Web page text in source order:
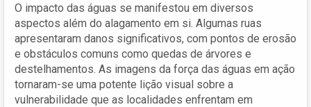
O impacto das águas se manifestou em diversos
aspectos além do alagamento em si. Algumas ruas
apresentaram danos significativos, com pontos de erosão
e obstáculos comuns como quedas de árvores e
destelhamentos. As imagens da força das águas em ação
tornaram-se uma potente lição visual sobre a
vulnerabilidade que as localidades enfrentam em